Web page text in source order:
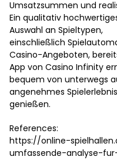
Umsatzsummen und
Ein qualitativ
Auswahl an Spieltypen,
einschließlich
Casino-Angeboten,
App von Casino Infinity
bequem von unterwegs
angenehmes
genießen.
References:
https://online-
umfassende-analyse-